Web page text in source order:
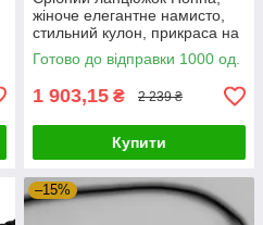
жіноче елегантне намисто,
стильний кулон, прикраса на
шию
Готово до відправки 1000 од.
1 903,15 ₴ 2 239 ₴
Купити
–15%